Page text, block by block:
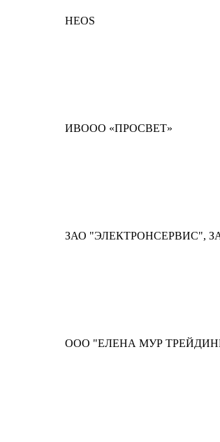
HEOS
ИВООО «ПРОСВЕТ»
ЗАО "ЭЛЕКТРОНСЕРВИС",
ООО "ЕЛЕНА МУР